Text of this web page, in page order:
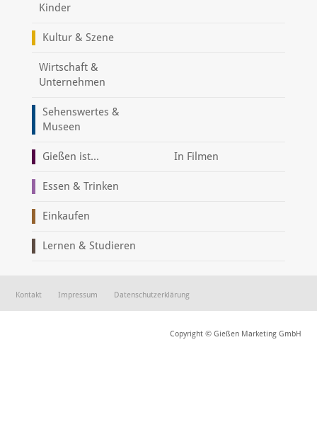
Kinder
Kultur & Szene
Wirtschaft &
Unternehmen
Sehenswertes &
Museen
Gießen ist... In Filmen
Essen & Trinken
Einkaufen
Lernen & Studieren
Kontakt Impressum Datenschutzerklärung
Copyright © Gießen Marketing GmbH